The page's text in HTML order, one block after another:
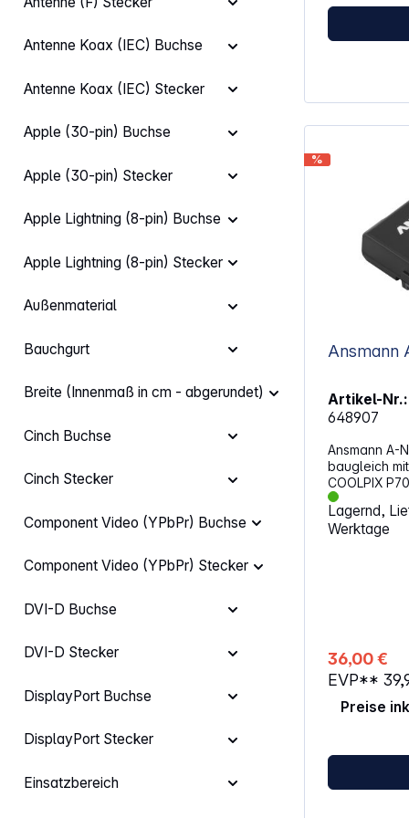
Antenne Koax (IEC) Buchse
Antenne Koax (IEC) Stecker
Apple (30-pin) Buchse
Apple (30-pin) Stecker
Apple Lightning (8-pin) Buchse
Apple Lightning (8-pin) Stecker
Außenmaterial
Bauchgurt
Breite (Innenmaß in cm - abgerundet)
Cinch Buchse
Cinch Stecker
Component Video (YPbPr) Buchse
Component Video (YPbPr) Stecker
DVI-D Buchse
DVI-D Stecker
DisplayPort Buchse
DisplayPort Stecker
Einsatzbereich
(ohne Akku) Maße Durchmesser
Ringleuchte ca.
arbeitet in 3
direkt am
So passt
USB-C oder
und koppelt
Sendern.
entfällt,
ohne
Kombination
Ladeetui
Formaten.
Sender
für Interviews
Tragen an
Situation zu
oder Gaming Abtastrate von 48 kHz /
16 Bit
klare
Einrichtung Akkulaufzeit von bis zu 30
Stunden mit
Aufnahmetage
%
Ansmann
Artikel-Nr.:
648907
Ansmann A-Nik EN-
baugleich mit
COOLPIX
D3100/D3200/D5100
Kapazität:
Lagernd,
Werktage
36,00 €
EVP**
Preise